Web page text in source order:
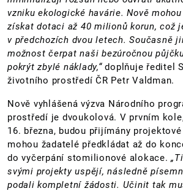
vzniku ekologické havárie. Nově
získat dotaci až 40 milionů korun, což
v předchozích dvou letech. Současně
možnost čerpat naši bezúročnou
pokrýt zbylé náklady,“doplňuje ředitel
životního prostředí ČR Petr Valdman.
Nově vyhlášená výzva Národního
prostředí je dvoukolová. V prvním
16. března, budou přijímány
mohou žadatelé předkládat až do
do vyčerpání stomilionové alokace.
svými projekty uspějí, následně
podali kompletní žádosti. Učinit tak